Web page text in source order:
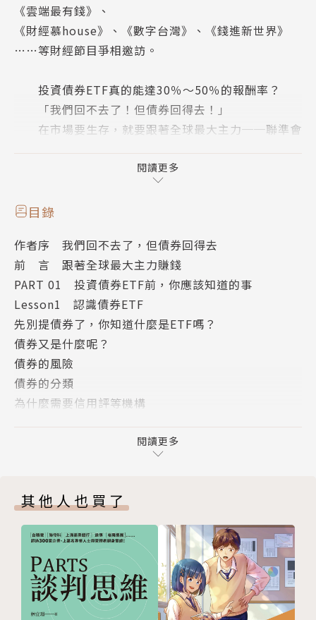
《雲端最有錢》、
《財經慕house》、《數字台灣》、《錢進新世界》
……等財經節目爭相邀訪。
投資債券ETF真的能達30％〜50％的報酬率？
「我們回不去了！但債券回得去！」
在市場要生存，就要跟著全球最大主力──聯準會
這次億元教授要教你投資債券的獲利密碼，
跟著利率，找到財富，進攻債券ETF，享受降息循
環的豐厚報酬。
買賣點！
☆特別收錄：高利率時代的商品「可轉債」的億元
教授投資心法☆
──────即時！明確！超準！大膽預測市場趨
勢──────
◆2020年因為COVID19，台股下殺至8,523點，3
月中他力抗看空的氛圍，他說：「台股會漲到你無法想
像。」
測：「台股已轉空頭。」他公開潑冷水，告訴觀眾準備
時，他說準備迎接降息，布局債券市場，Smart投資，
創造高報酬率。
──────【債券必備觀念】理財小白的債券投
資先修──────
◆必備觀念1─債券的價格與市場利率成反向變動
閱讀更多
目錄
作者序 我們回不去了，但債券回得去
前 言 跟著全球最大主力賺錢
PART 01 投資債券ETF前，你應該知道的事
Lesson1 認識債券ETF
先別提債券了，你知道什麼是ETF嗎？
債券又是什麼呢？
債券的風險
債券的分類
為什麼需要信用評等機構
Lesson2 債券ETF市場的基本知識
免疫策略──善用存續期間可以避開利率風險
Lesson3 殖利率倒掛真的代表經濟將衰退？
殖利率曲線倒掛的意義普遍遭到誤解
殖利率曲線是什麼？
提高利率才是造成經濟衰退的元兇
Lesson4 認識升降息與債券報酬率
閱讀更多
其他人也買了